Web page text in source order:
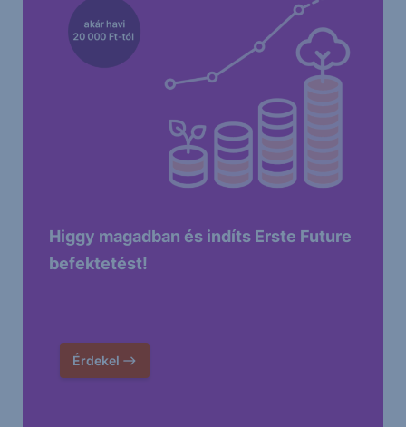
Higgy magadban és indíts Erste Future
befektetést!
Érdekel